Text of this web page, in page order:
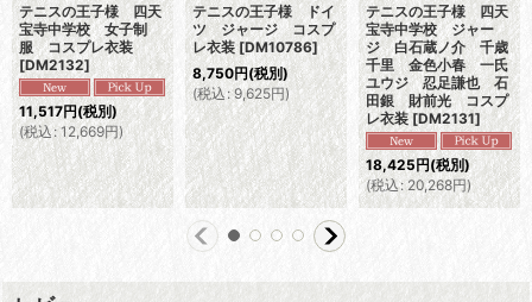
テニスの王子様 四天
宝寺中学校 女子制
服 コスプレ衣装
[DM2132]
11,517円(税別)
(税込: 12,669円)
テニスの王子様 ドイ
ツ ジャージ コスプ
レ衣装 [DM10786]
8,750円(税別)
(税込 : 9,625円)
テニスの王子様 四天
宝寺中学校 ジャー
ジ 白石蔵ノ介 千歳
千里 金色小春 一氏
ユウジ 忍足謙也 石
田銀 財前光 コスプ
レ衣装 [DM2131]
18,425円(税別)
(税込: 20,268円)